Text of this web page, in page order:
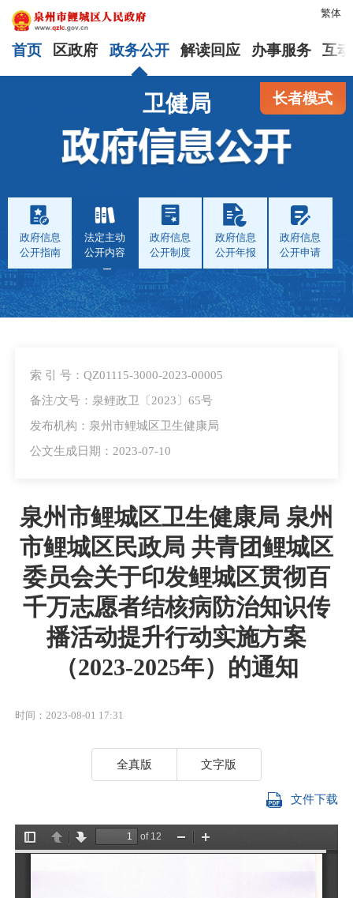
繁体
首页 区政府 政务公开 解读回应 办事服务 互
长者模式
卫健局
政府信息
公开指南
法定主动
公开内容
政府信息
公开制度
政府信息
公开年报
政府信息
公开申请
索 引 号：QZ01115-3000-2023-00005
备注/文号：泉鲤政卫〔2023〕65号
发布机构：泉州市鲤城区卫生健康局
公文生成日期：2023-07-10
泉州市鲤城区卫生健康局 泉州
市鲤城区民政局 共青团鲤城区
委员会关于印发鲤城区贯彻百
千万志愿者结核病防治知识传
播活动提升行动实施方案
（2023-2025年）的通知
时间：2023-08-01 17:31
全真版 文字版
文件下载